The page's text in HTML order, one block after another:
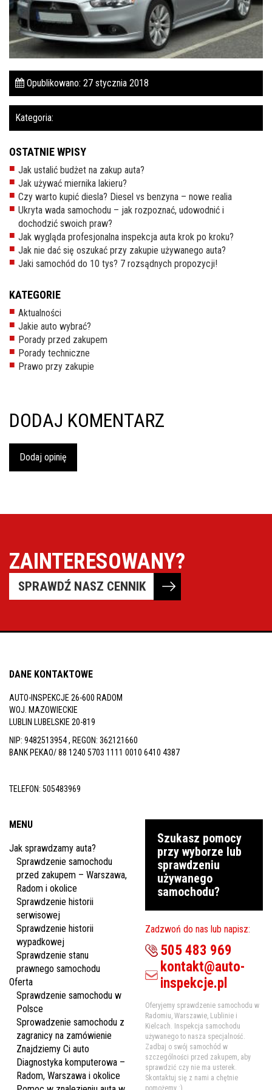
Pomoc w znalezieniu auta w Polsce
Wyszukiwanie samochodu w ogłoszeniach
Blog
Kontakt
Zamów inspekcję
505
483
969
kontakt@auto-
26-
600
Radom,
Woj.
Mazowieckie
Opublikowano: 27 stycznia 2018
Kategoria:
OSTATNIE WPISY
Jak ustalić budżet na zakup auta?
Jak używać miernika lakieru?
Czy warto kupić diesla? Diesel vs benzyna – nowe realia
Ukryta wada samochodu – jak rozpoznać, udowodnić i
dochodzić swoich praw?
Jak wygląda profesjonalna inspekcja auta krok po kroku?
Jak nie dać się oszukać przy zakupie używanego auta?
Jaki samochód do 10 tys? 7 rozsądnych propozycji!
KATEGORIE
Aktualności
Jakie auto wybrać?
Porady przed zakupem
Porady techniczne
Prawo przy zakupie
DODAJ KOMENTARZ
Dodaj opinię
ZAINTERESOWANY?
SPRAWDŹ NASZ CENNIK
DANE KONTAKTOWE
AUTO-INSPEKCJE 26-600 RADOM
WOJ. MAZOWIECKIE
LUBLIN LUBELSKIE 20-819
NIP: 9482513954 , REGON: 362121660
BANK PEKAO/ 88 1240 5703 1111 0010 6410 4387
TELEFON: 505483969
MENU
Jak sprawdzamy auta?
Sprawdzenie samochodu
przed zakupem – Warszawa,
Radom i okolice
Sprawdzenie historii
serwisowej
Sprawdzenie historii
wypadkowej
Sprawdzenie stanu
prawnego samochodu
Oferta
Sprawdzenie samochodu w
Polsce
Sprowadzenie samochodu z
zagranicy na zamówienie
Znajdziemy Ci auto
Diagnostyka komputerowa –
Radom, Warszawa i okolice
Szukasz pomocy
przy wyborze lub
sprawdzeniu
używanego
samochodu?
Zadzwoń do nas lub napisz:
505 483 969
kontakt@auto-
inspekcje.pl
Oferyjemy sprawdzenie samochodu w
Radomiu, Warszawie, Lublinie i
Kielcach. Inspekcja samochodu
używanego to nasza specjalność.
Zadbaj o swój samochód w
szczególności przed zakupem, aby
sprawdzić czy nie ma usterek.
Skontaktuj się z nami a chętnie